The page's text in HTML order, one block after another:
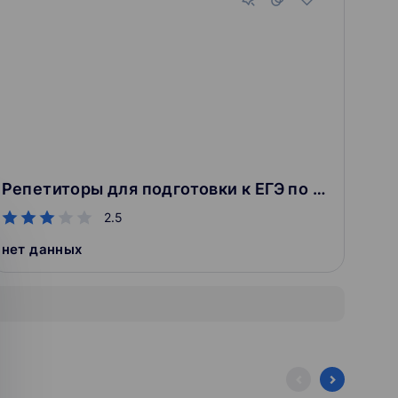
Репетиторы для подготовки к ЕГЭ по литературе
2.5
нет данных